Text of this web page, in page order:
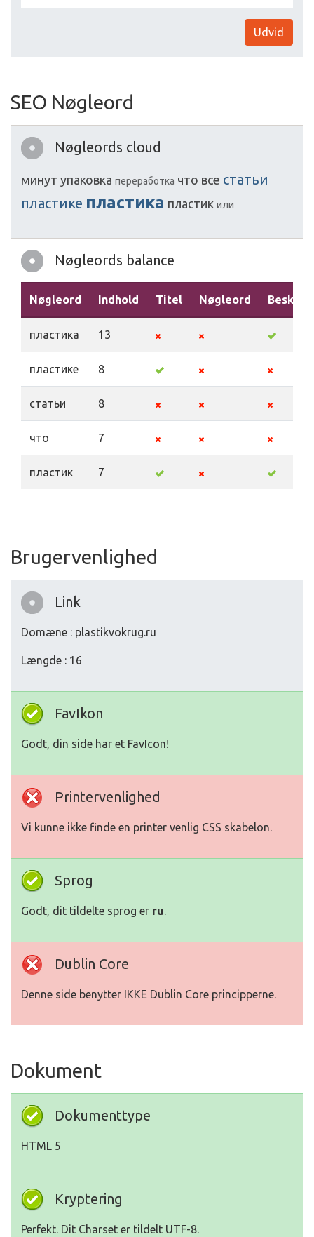
Udvid
SEO Nøgleord
Nøgleords cloud
минут упаковка переработка что все статьи
пластике пластика пластик или
Nøgleords balance
Nøgleord Indhold Titel Nøgleord
пластика 13
пластике 8
статьи 8
что 7
пластик 7
Brugervenlighed
Link
Domæne : plastikvokrug.ru
Længde : 16
FavIkon
Godt, din side har et FavIcon!
Printervenlighed
Vi kunne ikke finde en printer venlig CSS skabelon.
Sprog
Godt, dit tildelte sprog er ru.
Dublin Core
Denne side benytter IKKE Dublin Core principperne.
Dokument
Dokumenttype
HTML 5
Kryptering
Perfekt. Dit Charset er tildelt UTF-8.